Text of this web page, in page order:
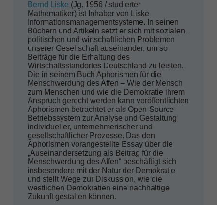
Bernd Liske (Jg. 1956 / studierter
Mathematiker) ist Inhaber von Liske
Informationsmanagementsysteme. In seinen
Büchern und Artikeln setzt er sich mit sozialen,
politischen und wirtschaftlichen Problemen
unserer Gesellschaft auseinander, um so
Beiträge für die Erhaltung des
Wirtschaftsstandortes Deutschland zu leisten.
Die in seinem Buch Aphorismen für die
Menschwerdung des Affen – Wie der Mensch
zum Menschen und wie die Demokratie ihrem
Anspruch gerecht werden kann veröffentlichten
Aphorismen betrachtet er als Open-Source-
Betriebssystem zur Analyse und Gestaltung
individueller, unternehmerischer und
gesellschaftlicher Prozesse. Das den
Aphorismen vorangestellte Essay über die
„Auseinandersetzung als Beitrag für die
Menschwerdung des Affen“ beschäftigt sich
insbesondere mit der Natur der Demokratie
und stellt Wege zur Diskussion, wie die
westlichen Demokratien eine nachhaltige
Zukunft gestalten können.